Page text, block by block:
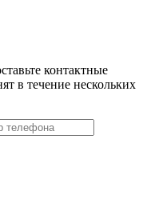
контактные
в течение нескольких